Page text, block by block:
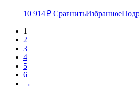
10 914 ₽ СравнитьИзбранное
1
2
3
4
5
6
→